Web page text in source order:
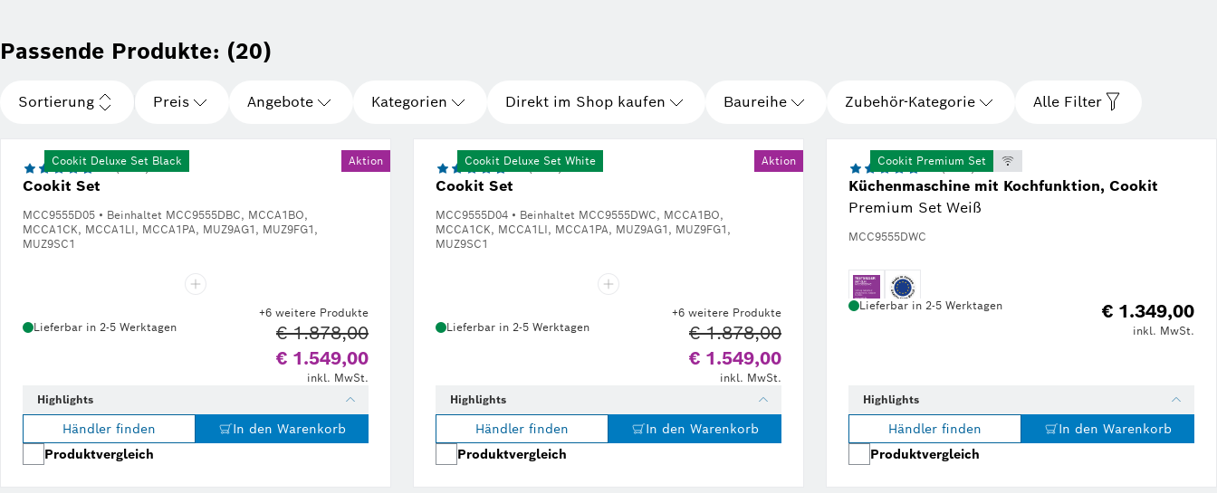
Passende Produkte: (20)
Sortierung Preis Angebote Kategorien Direkt im Shop kaufen Baureihe Zubehör-Kategorie Alle Filter
Cookit Set
MCC9555D05 • Beinhaltet MCC9555DBC, MCCA1BO,
MCCA1CK, MCCA1LI, MCCA1PA, MUZ9AG1, MUZ9FG1,
MUZ9SC1
4.7 (2625)
Cookit Deluxe Set Black Aktion
+6 weitere Produkte
Lieferbar in 2-5 Werktagen
€ 1.549,00
Alter Preis € 1.878,00
€ 1.878,00
inkl. MwSt.
Highlights
Händler finden
In den Warenkorb
Produktvergleich
Cookit Set
MCC9555D04 • Beinhaltet MCC9555DWC, MCCA1BO,
MCCA1CK, MCCA1LI, MCCA1PA, MUZ9AG1, MUZ9FG1,
MUZ9SC1
4.7 (3393)
Cookit Deluxe Set White Aktion
+6 weitere Produkte
Lieferbar in 2-5 Werktagen
€ 1.549,00
Alter Preis € 1.878,00
€ 1.878,00
inkl. MwSt.
Highlights
Händler finden
In den Warenkorb
Produktvergleich
Küchenmaschine mit Kochfunktion, Cookit
Premium Set Weiß
MCC9555DWC
4.7 (3353)
Cookit Premium Set
Lieferbar in 2-5 Werktagen € 1.349,00
inkl. MwSt.
Highlights
Händler finden
In den Warenkorb
Produktvergleich